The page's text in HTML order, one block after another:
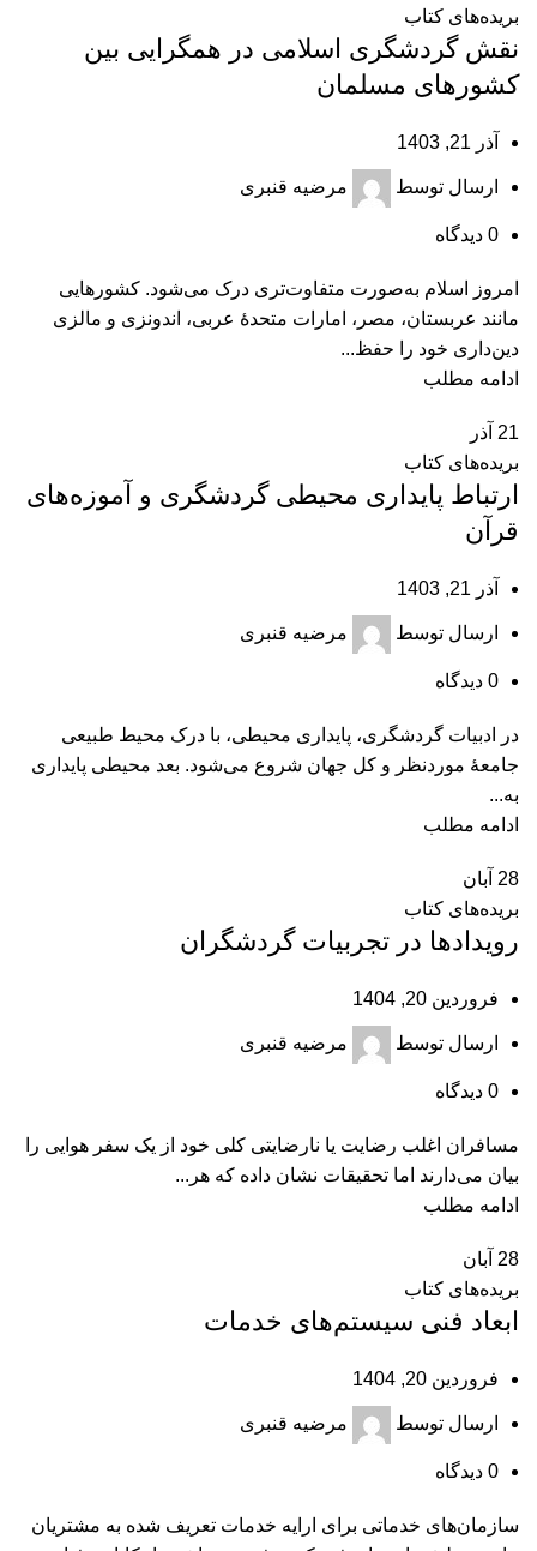
بریده‌های کتاب
نقش گردشگری اسلامی در همگرایی بین
کشورهای مسلمان
آذر 21, 1403
ارسال توسط مرضیه قنبری
0 دیدگاه
امروز اسلام به‌صورت متفاوت‌تری درک می‌شود. کشورهایی
مانند عربستان، مصر، امارات متحدۀ عربی، اندونزی و مالزی
دین‌داری خود را حفظ...
ادامه مطلب
21 آذر
بریده‌های کتاب
ارتباط پایداری محیطی گردشگری و آموزه‌های
قرآن
آذر 21, 1403
ارسال توسط مرضیه قنبری
0 دیدگاه
در ادبیات گردشگری، پایداری محیطی، با درک محیط طبیعی
جامعۀ موردنظر و کل جهان شروع می‌شود. بعد محیطی پایداری
به...
ادامه مطلب
28 آبان
بریده‌های کتاب
رویدادها در تجربیات گردشگران
فروردین 20, 1404
ارسال توسط مرضیه قنبری
0 دیدگاه
مسافران اغلب رضایت یا نارضایتی کلی خود از یک سفر هوایی را
بیان می‌دارند اما تحقیقات نشان داده که هر...
ادامه مطلب
28 آبان
بریده‌های کتاب
ابعاد فنی سیستم‌های خدمات
فروردین 20, 1404
ارسال توسط مرضیه قنبری
0 دیدگاه
سازمان‌های خدماتی برای ارایه خدمات تعریف شده به مشتریان